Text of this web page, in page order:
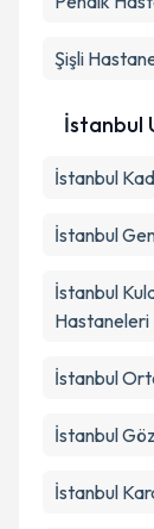
Şişli
İstanbul
İstanbul
İstanbul
İstanbul
Hastaneleri
İstanbul
İstanbul
İstanbul